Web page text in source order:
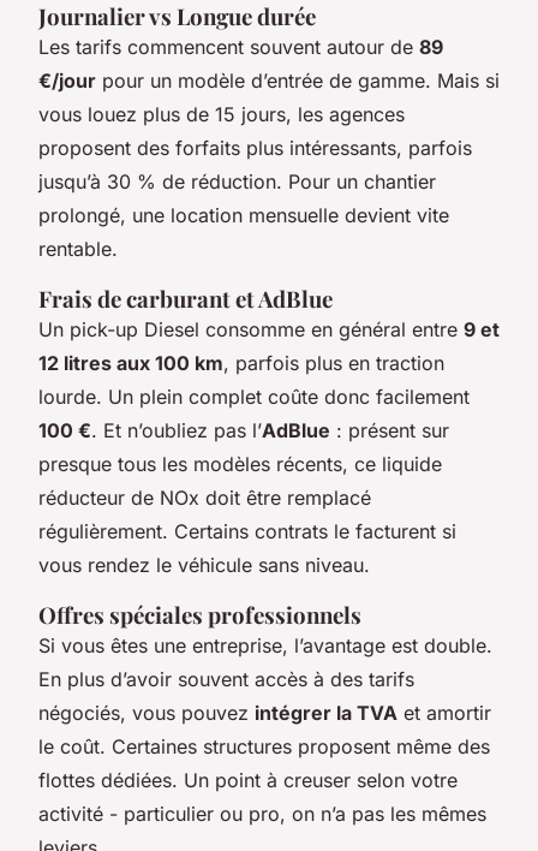
Journalier vs Longue durée
Les tarifs commencent souvent autour de 89
€/jour pour un modèle d’entrée de gamme. Mais si
vous louez plus de 15 jours, les agences
proposent des forfaits plus intéressants, parfois
jusqu’à 30 % de réduction. Pour un chantier
prolongé, une location mensuelle devient vite
rentable.
Frais de carburant et AdBlue
Un pick-up Diesel consomme en général entre 9 et
12 litres aux 100 km, parfois plus en traction
lourde. Un plein complet coûte donc facilement
100 €. Et n’oubliez pas l’AdBlue : présent sur
presque tous les modèles récents, ce liquide
réducteur de NOx doit être remplacé
régulièrement. Certains contrats le facturent si
vous rendez le véhicule sans niveau.
Offres spéciales professionnels
Si vous êtes une entreprise, l’avantage est double.
En plus d’avoir souvent accès à des tarifs
négociés, vous pouvez intégrer la TVA et amortir
le coût. Certaines structures proposent même des
flottes dédiées. Un point à creuser selon votre
activité - particulier ou pro, on n’a pas les mêmes